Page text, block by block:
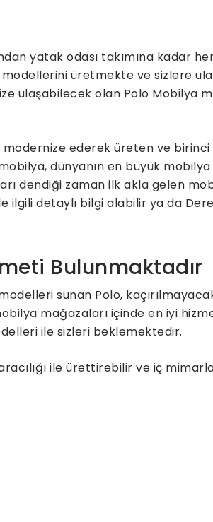
yatak odası takımına kadar
üretmekte ve sizlere
ulaşabilecek olan Polo Mobilya
ederek üreten ve birinci
dünyanın en büyük
dendiği zaman ilk akla gelen
detaylı bilgi alabilir ya da
Bulunmaktadır
sunan Polo,
mağazaları içinde en iyi
ile sizleri beklemektedir.
ile ürettirebilir ve iç